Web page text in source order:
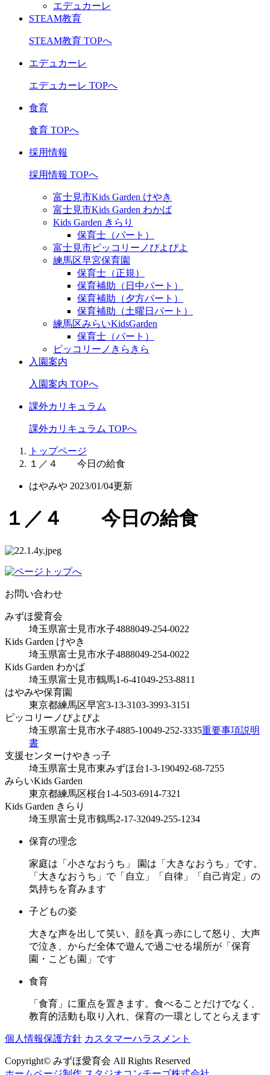
エデュカーレ
STEAM教育
STEAM教育 TOPへ
エデュカーレ
エデュカーレ TOPへ
食育
食育 TOPへ
採用情報
採用情報 TOPへ
富士見市Kids Garden けやき
富士見市Kids Garden わかば
Kids Garden きらり
保育士（パート）
富士見市ピッコリーノぴよぴよ
練馬区早宮保育園
保育士（正規）
保育補助（日中パート）
保育補助（夕方パート）
保育補助（土曜日パート）
練馬区みらいKidsGarden
保育士（パート）
ピッコリーノきらきら
入園案内
入園案内 TOPへ
課外カリキュラム
課外カリキュラム TOPへ
トップページ
１／４ 今日の給食
はやみや 2023/01/04更新
１／４ 今日の給食
お問い合わせ
みずほ愛育会
埼玉県富士見市水子4888049-254-0022
Kids Garden けやき
埼玉県富士見市水子4888049-254-0022
Kids Garden わかば
埼玉県富士見市鶴馬1-6-41049-253-8811
はやみや保育園
東京都練馬区早宮3-13-3103-3993-3151
ピッコリーノぴよぴよ
埼玉県富士見市水子4885-10049-252-3335重要事項説明
書
支援センターけやきっ子
埼玉県富士見市東みずほ台1-3-190492-68-7255
みらいKids Garden
東京都練馬区桜台1-4-503-6914-7321
Kids Garden きらり
埼玉県富士見市鶴馬2-17-32049-255-1234
保育の理念
家庭は「小さなおうち」 園は「大きなおうち」です。
「大きなおうち」で「自立」「自律」「自己肯定」の
気持ちを育みます
子どもの姿
大きな声を出して笑い、顔を真っ赤にして怒り、大声
で泣き、からだ全体で遊んで過ごせる場所が「保育
園・こども園」です
食育
「食育」に重点を置きます。食べることだけでなく、
教育的活動も取り入れ、保育の一環としてとらえます
個人情報保護方針 カスタマーハラスメント
Copyright© みずほ愛育会 All Rights Reserved